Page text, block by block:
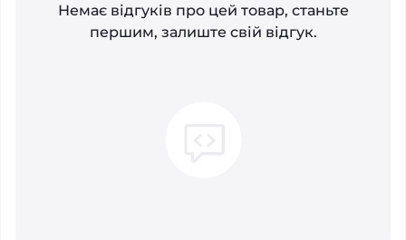
Немає відгуків про цей товар, станьте
першим, залиште свій відгук.